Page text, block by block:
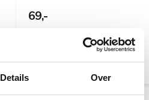
Details Over
69,-
1-2 werkdagen (Web Only)